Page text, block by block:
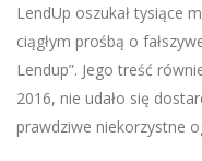
LendUp oszukał tysiące
ciągłym prośbą o
Lendup”. Jego treść
2016, nie udało się
prawdziwe niekorzystne